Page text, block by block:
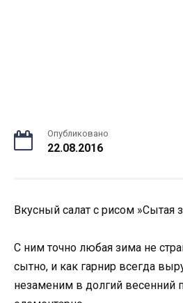
Опубликовано
22.08.2016
Вкусный салат с рисом »Сытая
С ним точно любая зима не
сытно, и как гарнир всегда
незаменим в долгий весенний